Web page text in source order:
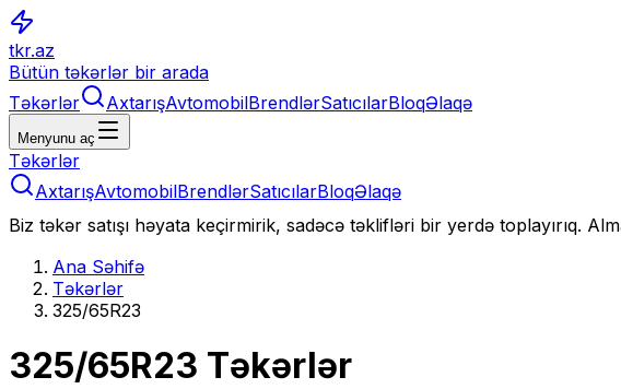
tkr.az
Bütün təkərlər bir arada
Təkərlər
AxtarışAvtomobilBrendlərSatıcılarBloqƏlaqə
Menyunu aç
Təkərlər
AxtarışAvtomobilBrendlərSatıcılarBloqƏlaqə
Biz təkər satışı həyata keçirmirik, sadəcə təklifləri bir yerdə toplayırıq.
Ana Səhifə
Təkərlər
325/65R23
325/65R23 Təkərlər